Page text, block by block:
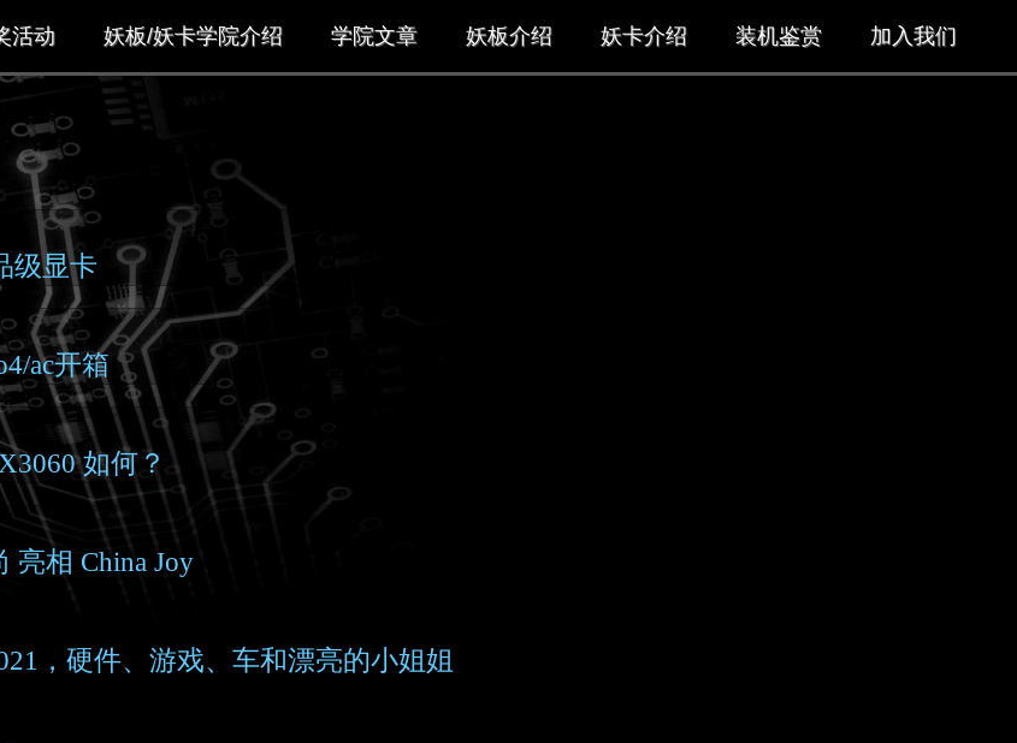
活动 妖板/妖卡学院介绍 学院文章 妖板介绍 妖卡介绍 装机鉴赏 加入我们
级显卡
ac开箱
如何？
亮相 China Joy
，硬件、游戏、车和漂亮的小姐姐